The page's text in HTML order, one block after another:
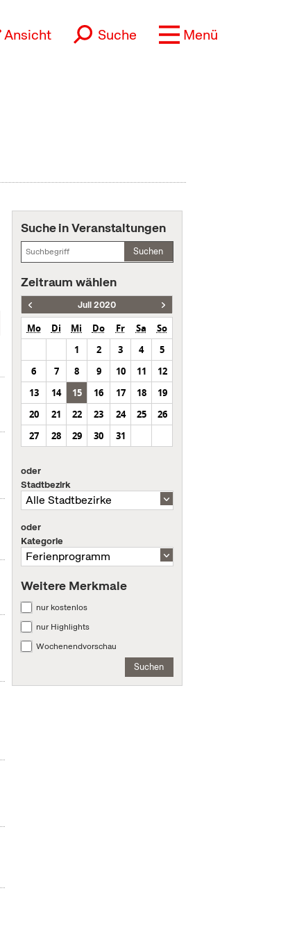
Ansicht Suche Menü
Suche in Veranstaltungen
Suchen
Zeitraum wählen
Juli 2020
Mo Di Mi Do Fr Sa
So
1
2 3 4
5
6
7 8 9 10 11
12
13
14 15 16 17 18
19
20
21 22 23 24 25
26
27
28 29 30 31
oder
Stadtbezirk
oder
Kategorie
Weitere Merkmale
nur kostenlos
nur Highlights
Wochenendvorschau
Suchen